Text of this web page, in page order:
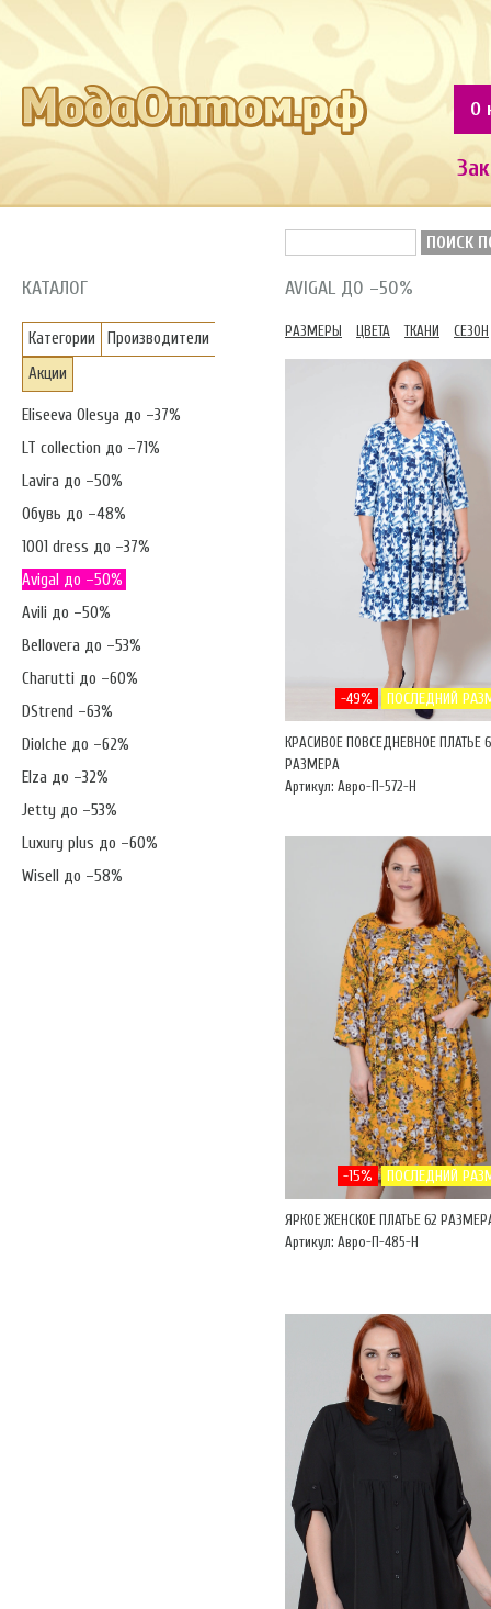
О
ПОИСК
КАТАЛОГ
Категории
Производители
Акции
Eliseeva Olesya до –37%
LT collection до –71%
Lavira до –50%
Обувь до –48%
1001 dress до –37%
Avigal до –50%
Avili до –50%
Bellovera до –53%
Charutti до –60%
DStrend –63%
Diolche до –62%
Elza до –32%
Jetty до –53%
Luxury plus до –60%
Wisell до –58%
AVIGAL ДО –50%
РАЗМЕРЫ ЦВЕТА ТКАНИ СЕЗОН
-49% ПОСЛЕДНИЙ
КРАСИВОЕ ПОВСЕДНЕВНОЕ ПЛАТЬЕ
РАЗМЕРА
Артикул: Авро-П-572-Н
-15% ПОСЛЕДНИЙ
ЯРКОЕ ЖЕНСКОЕ ПЛАТЬЕ 62
Артикул: Авро-П-485-Н